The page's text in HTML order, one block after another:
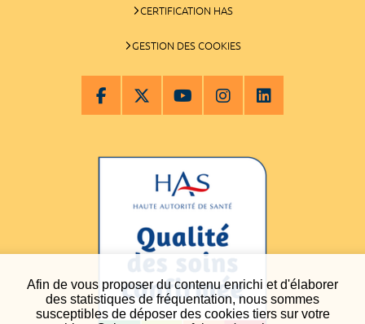
Afin de vous proposer du contenu enrichi et d'élaborer
des statistiques de fréquentation, nous sommes
susceptibles de déposer des cookies tiers sur votre
CERTIFICATION HAS
GESTION DES COOKIES